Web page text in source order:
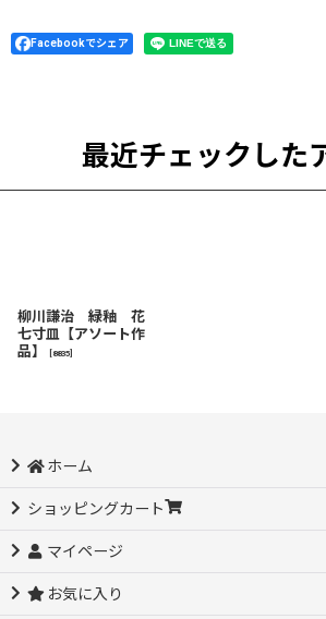
Facebookでシェア
最近チェックした
柳川謙治 緑釉 花
七寸皿【アソート作
品】
8835
ホーム
ショッピングカート
マイページ
お気に入り